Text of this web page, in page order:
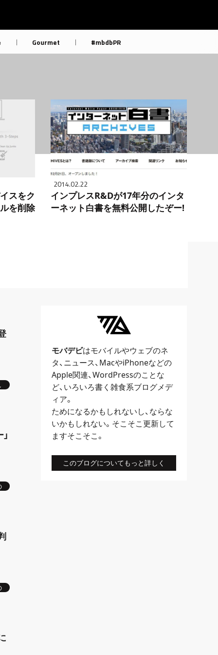
Gourmet #mbdbPR
スをク
を削除
2014.02.22
インプレスR&Dが17年分のインタ
ーネット白書を無料公開したぞー!
モバデビはモバイルやウェブのネ
タ、 ニュース、 MacやiPhoneなどの
Apple関連、WordPressのことな
ど、いろいろ書く雑食系ブログメデ
ィア。
ためになるかもしれないし、ならな
いかもしれない。そこそこ更新して
ますそこそこ。
このブログについてもっと詳しく